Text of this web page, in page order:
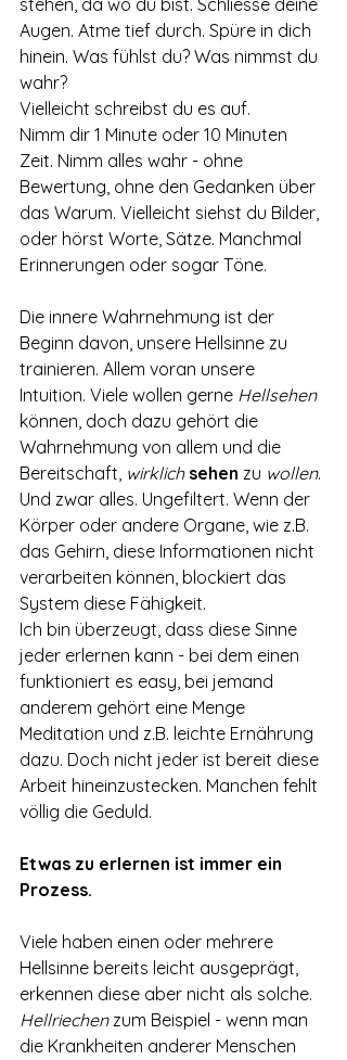
stehen, da wo du bist. Schliesse deine
Augen. Atme tief durch. Spüre in dich
hinein. Was fühlst du? Was nimmst du
wahr?
Vielleicht schreibst du es auf.
Nimm dir 1 Minute oder 10 Minuten
Zeit. Nimm alles wahr - ohne
Bewertung, ohne den Gedanken über
das Warum. Vielleicht siehst du Bilder,
oder hörst Worte, Sätze. Manchmal
Erinnerungen oder sogar Töne.
Die innere Wahrnehmung ist der
Beginn davon, unsere Hellsinne zu
trainieren. Allem voran unsere
Intuition. Viele wollen gerne Hellsehen
können, doch dazu gehört die
Wahrnehmung von allem und die
Bereitschaft, wirklich sehen zu wollen.
Und zwar alles. Ungefiltert. Wenn der
Körper oder andere Organe, wie z.B.
das Gehirn, diese Informationen nicht
verarbeiten können, blockiert das
System diese Fähigkeit.
Ich bin überzeugt, dass diese Sinne
jeder erlernen kann - bei dem einen
funktioniert es easy, bei jemand
anderem gehört eine Menge
Meditation und z.B. leichte Ernährung
dazu. Doch nicht jeder ist bereit diese
Arbeit hineinzustecken. Manchen fehlt
völlig die Geduld.
Etwas zu erlernen ist immer ein
Prozess.
Viele haben einen oder mehrere
Hellsinne bereits leicht ausgeprägt,
erkennen diese aber nicht als solche.
Hellriechen zum Beispiel - wenn man
die Krankheiten anderer Menschen